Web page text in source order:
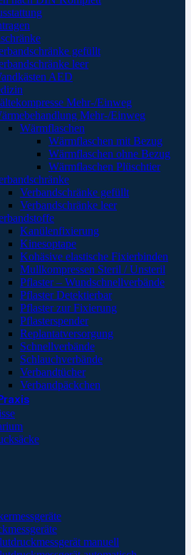
gefüllt
leer
AED
Mehr-/Einweg
Mehr-/Einweg
Wärmflaschen
Wärmflaschen mit Bezug
Wärmflaschen ohne Bezug
Wärmflaschen Plüschtier
Verbandschränke gefüllt
Verbandschränke leer
Kanülenfixierung
Kinesoptape
Kohäsive elastische Fixierbinden
Mullkompressen Steril / Unsteril
Pflaster – Wundschnellverbände
Pflaster Detektierbar
Pflaster zur Fixierung
Pflasterspender
Replantatversorgung
Schnellverbände
Schlauchverbände
Verbandtücher
Verbandpäckchen
manuell